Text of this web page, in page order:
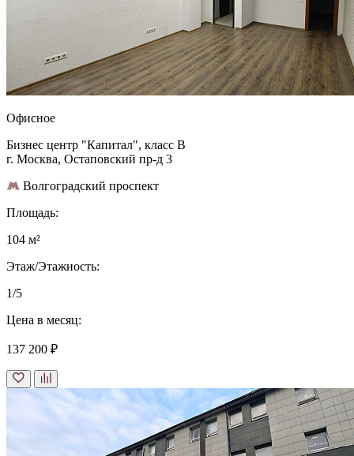
Офисное
Бизнес центр "Капитал", класс B
г. Москва, Остаповский пр-д 3
Волгоградский проспект
Площадь:
104 м²
Этаж/Этажность:
1/5
Цена в месяц:
137 200 ₽